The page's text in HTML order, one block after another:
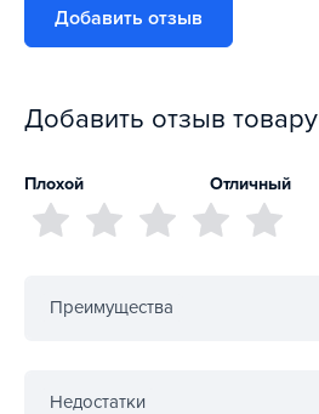
Добавить отзыв
Добавить отзыв товару
Плохой Отличный
Преимущества
Недостатки